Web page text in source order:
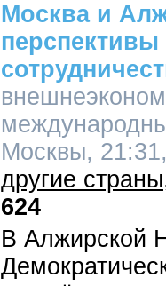
Москва и
перспективы
Москвы,
другие страны
624
В Алжирской